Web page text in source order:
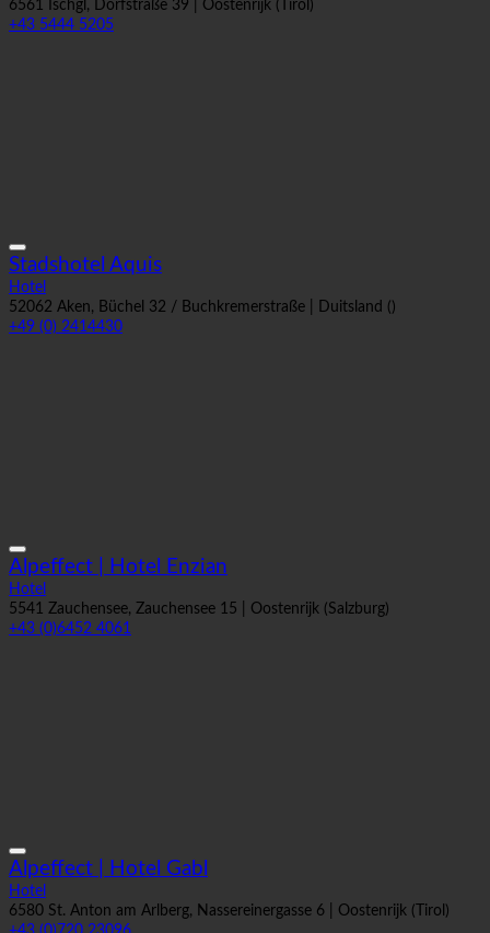
Hotel
6561 Ischgl, Dorfstraße 39 | Oostenrijk (Tirol)
Stadshotel Aquis
Hotel
52062 Aken, Büchel 32 / Buchkremerstraße | Duitsland ()
Alpeffect | Hotel Enzian
Hotel
5541 Zauchensee, Zauchensee 15 | Oostenrijk (Salzburg)
Alpeffect | Hotel Gabl
Hotel